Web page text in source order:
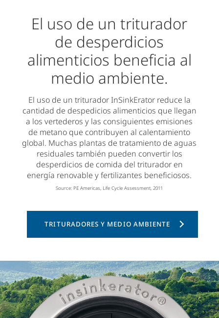
El uso de un triturador
de desperdicios
alimenticios beneficia al
medio ambiente.
El uso de un triturador InSinkErator reduce la
cantidad de despedicios alimenticios que llegan
a los vertederos y las consiguientes emisiones
de metano que contribuyen al calentamiento
global. Muchas plantas de tratamiento de aguas
residuales también pueden convertir los
desperdicios de comida del triturador en
energía renovable y fertilizantes beneficiosos.
Source: PE Americas, Life Cycle Assessment, 2011
TRITURADORES Y MEDIO AMBIENTE